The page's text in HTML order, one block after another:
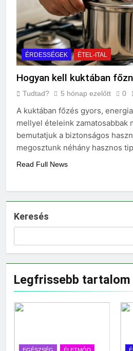
2 Nap
2 Nap
Mi kell az
2 Nap
Mit
Miért
felverni
3 Nap
ÉRDESSÉGEK ÉTEL-ITAL
Hogyan kell kuktában
Tudtad? 5 hónap ezelőtt 0
A kuktában főzés gyors,
mellyel ételeink zamatosabbak
bemutatjuk a biztonságos
megosztunk néhány hasznos
Read Full News
Keresés
Legfrissebb tartalom